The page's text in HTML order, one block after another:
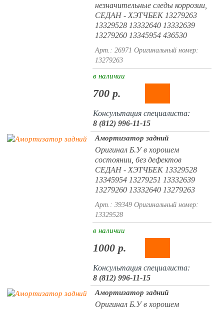
незначительные следы коррозии,
СЕДАН - ХЭТЧБЕК 13279263
13329528 13332640 13332639
13279260 13345954 436530
Арт.: 26971 Оригинальный номер:
13279263
в наличии
700 р.
Консультация специалиста:
8 (812) 996-11-15
Амортизатор задний
Оригинал Б.У в хорошем
состоянии, без дефектов
СЕДАН - ХЭТЧБЕК 13329528
13345954 13279251 13332639
13279260 13332640 13279263
Арт.: 39349 Оригинальный номер:
13329528
в наличии
1000 р.
Консультация специалиста:
8 (812) 996-11-15
Амортизатор задний
Оригинал Б.У в хорошем